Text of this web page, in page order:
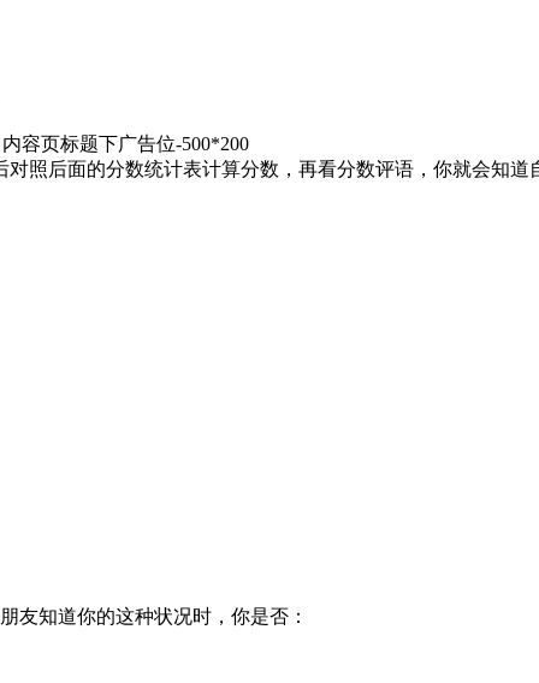
内容页标题下广告位-500*200
后面的分数统计表计算分数，再看分数评语，你就会知道
知道你的这种状况时，你是否：